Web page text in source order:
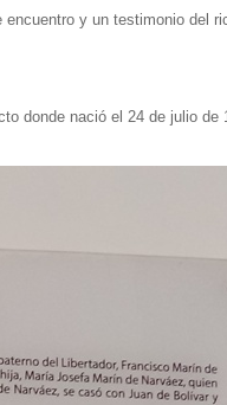
y un testimonio del
donde nació el 24 de julio de